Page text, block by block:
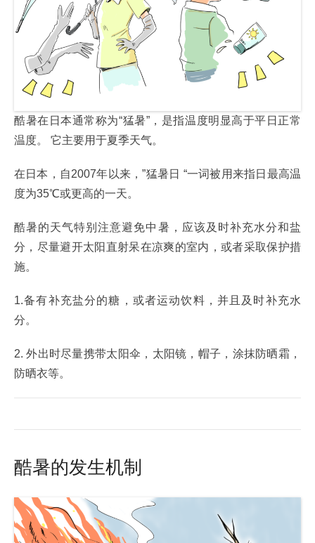
酷暑在日本通常称为“猛暑”，是指温度明显高于平日正常
温度。 它主要用于夏季天气。
在日本，自2007年以来，”猛暑日 “一词被用来指日最高温
度为35℃或更高的一天。
酷暑的天气特别注意避免中暑，应该及时补充水分和盐
分，尽量避开太阳直射呆在凉爽的室内，或者采取保护措
施。
1.备有补充盐分的糖，或者运动饮料，并且及时补充水
分。
2. 外出时尽量携带太阳伞，太阳镜，帽子，涂抹防晒霜，
防晒衣等。
酷暑的发生机制